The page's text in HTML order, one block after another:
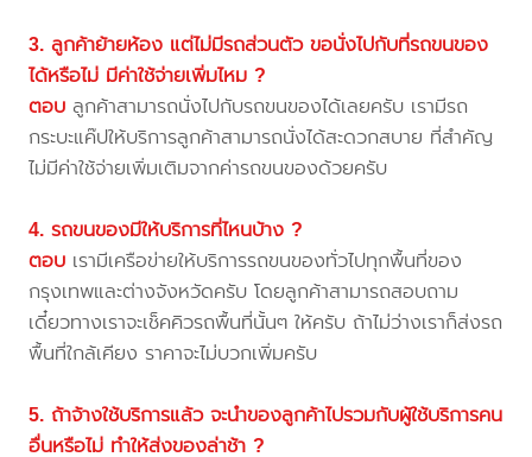
3. ลูกค้าย้ายห้อง แต่ไม่มีรถส่วนตัว ขอนั่งไปกับที่รถขนของ
ได้หรือไม่ มีค่าใช้จ่ายเพิ่มไหม ?
ตอบ ลูกค้าสามารถนั่งไปกับรถขนของได้เลยครับ เรามีรถ
กระบะแค๊ปให้บริการลูกค้าสามารถนั่งได้สะดวกสบาย ที่สำคัญ
ไม่มีค่าใช้จ่ายเพิ่มเติมจากค่ารถขนของด้วยครับ
4. รถขนของมีให้บริการที่ไหนบ้าง ?
ตอบ เรามีเครือข่ายให้บริการรถขนของทั่วไปทุกพื้นที่ของ
กรุงเทพและต่างจังหวัดครับ โดยลูกค้าสามารถสอบถาม
เดี๋ยวทางเราจะเช็คคิวรถพื้นที่นั้นๆ ให้ครับ ถ้าไม่ว่างเราก็ส่งรถ
พื้นที่ใกล้เคียง ราคาจะไม่บวกเพิ่มครับ
5. ถ้าจ้างใช้บริการแล้ว จะนำของลูกค้าไปรวมกับผู้ใช้บริการคน
อื่นหรือไม่ ทำให้ส่งของล่าช้า ?